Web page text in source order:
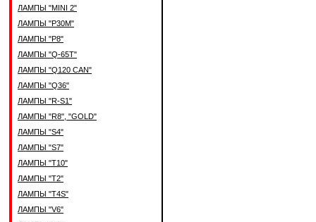
ЛАМПЫ "MINI 2"
ЛАМПЫ "P30M"
ЛАМПЫ "P8"
ЛАМПЫ "Q-65T"
ЛАМПЫ "Q120 CAN"
ЛАМПЫ "Q36"
ЛАМПЫ "R-S1"
ЛАМПЫ "R8", "GOLD"
ЛАМПЫ "S4"
ЛАМПЫ "S7"
ЛАМПЫ "T10"
ЛАМПЫ "T2"
ЛАМПЫ "T4S"
ЛАМПЫ "V6"